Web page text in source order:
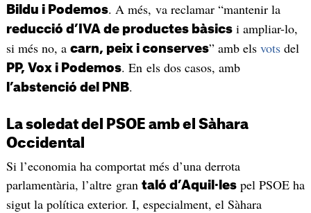
Bildu i Podemos. A més, va reclamar “mantenir la
reducció d’IVA de productes bàsicsi ampliar-lo,
si més no, a carn, peix i conserves” amb els votsdel
PP, Vox i Podemos. En els dos casos, amb
l’abstenció del PNB.
La soledat del PSOE amb el Sàhara
Occidental
Si l’economia ha comportat més d’una derrota
parlamentària, l’altre gran taló d’Aquil·lespel PSOE ha
sigut la política exterior. I, especialment, el Sàhara